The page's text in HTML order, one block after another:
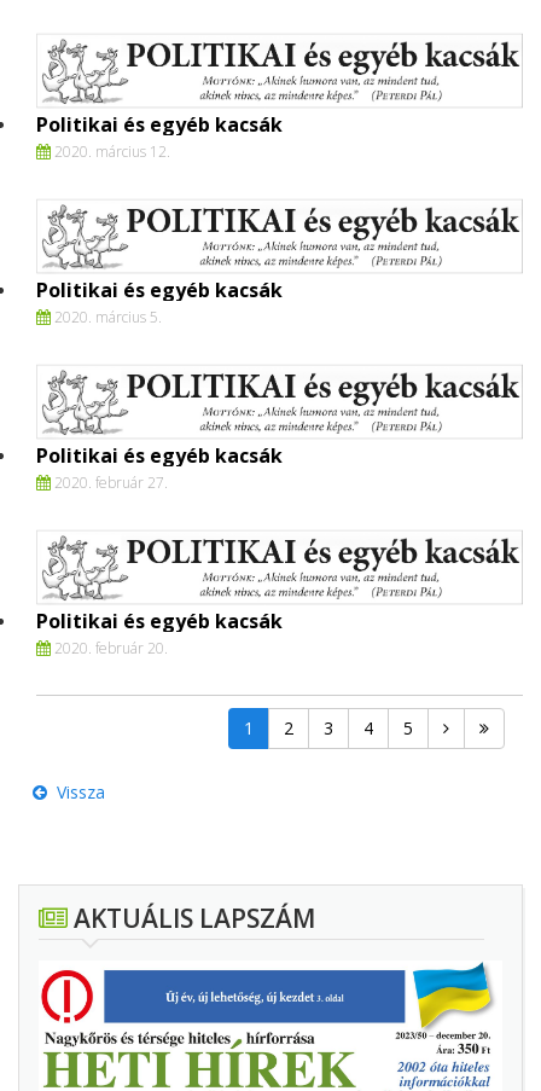
Politikai és egyéb kacsák
2020. március 12.
Politikai és egyéb kacsák
2020. március 5.
Politikai és egyéb kacsák
2020. február 27.
Politikai és egyéb kacsák
2020. február 20.
1 2 3 4 5
Vissza
AKTUÁLIS LAPSZÁM